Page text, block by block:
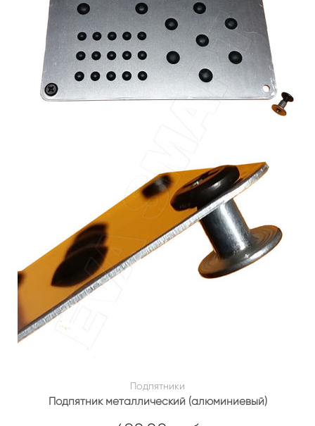
Подпятники
Подпятник металлический (алюминиевый)